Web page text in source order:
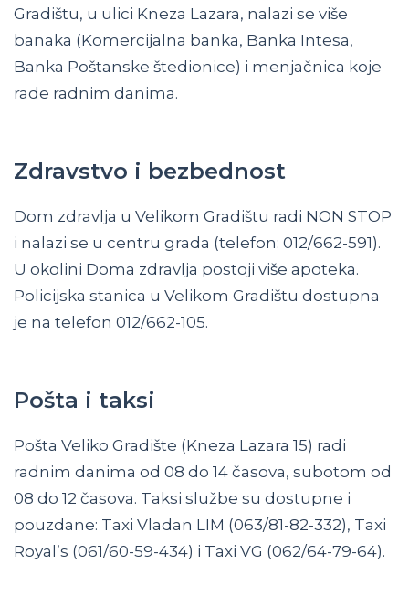
Gradištu, u ulici Kneza Lazara, nalazi se više
banaka (Komercijalna banka, Banka Intesa,
Banka Poštanske štedionice) i menjačnica koje
rade radnim danima.
Zdravstvo i bezbednost
Dom zdravlja u Velikom Gradištu radi NON STOP
i nalazi se u centru grada (telefon: 012/662-591).
U okolini Doma zdravlja postoji više apoteka.
Policijska stanica u Velikom Gradištu dostupna
je na telefon 012/662-105.
Pošta i taksi
Pošta Veliko Gradište (Kneza Lazara 15) radi
radnim danima od 08 do 14 časova, subotom od
08 do 12 časova. Taksi službe su dostupne i
pouzdane: Taxi Vladan LIM (063/81-82-332), Taxi
Royal’s (061/60-59-434) i Taxi VG (062/64-79-64).